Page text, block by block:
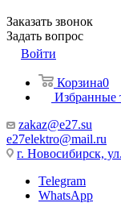
Заказать звонок
Задать вопрос
Войти
Корзина0
Избранные
zakaz@e27.su
e27elektro@mail.ru
г. Новосибирск,
Telegram
WhatsApp